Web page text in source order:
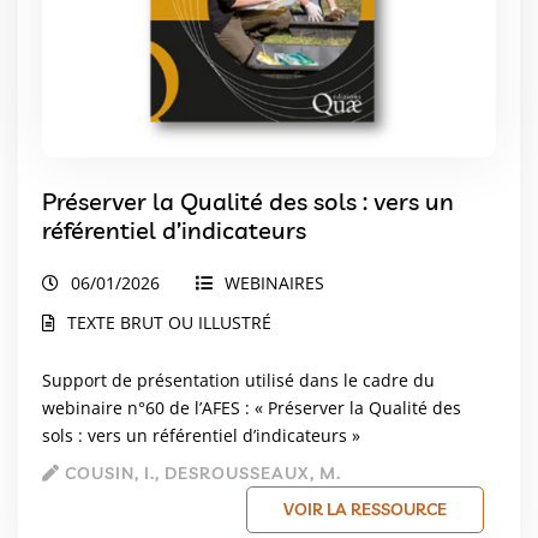
Préserver la Qualité des sols : vers un
référentiel d’indicateurs
06/01/2026
WEBINAIRES
TEXTE BRUT OU ILLUSTRÉ
Support de présentation utilisé dans le cadre du
webinaire n°60 de l’AFES : « Préserver la Qualité des
sols : vers un référentiel d’indicateurs »
COUSIN, I., DESROUSSEAUX, M.
VOIR LA RESSOURCE